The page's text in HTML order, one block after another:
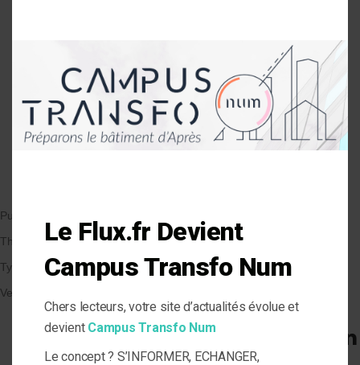
Me prévenir lors d'une réponse à mon
Publié le 08/09/2017
Thématique
Types de Bâtiment
Veille et solutions
Le Flux.fr Devient
Campus Transfo Num
Chers lecteurs, votre site d’actualités évolue et
devient Campus Transfo Num
Le concept ? S’INFORMER, ECHANGER,